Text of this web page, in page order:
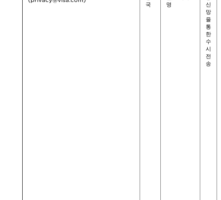
국
명
신
망
을
통
한
수
시
전
송